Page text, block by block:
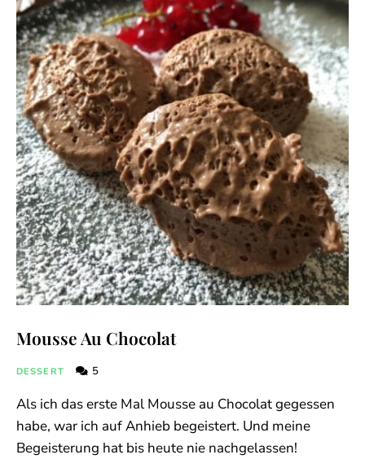
Mousse Au Chocolat
DESSERT 5
Als ich das erste Mal Mousse au Chocolat gegessen
habe, war ich auf Anhieb begeistert. Und meine
Begeisterung hat bis heute nie nachgelassen!